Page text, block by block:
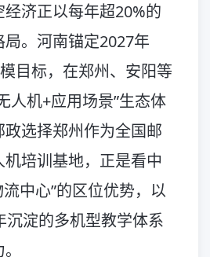
济正以每年超20%的
。河南锚定2027年
目标，在郑州、安阳等
人机+应用场景”生态体
选择郑州作为全国邮
培训基地，正是看中
中心”的区位优势，以
沉淀的多机型教学体系